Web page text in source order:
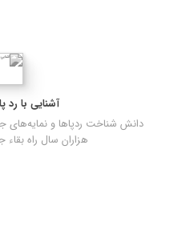
آشنایی با رد
دانش شناخت ردپاها و
هزاران سال راه